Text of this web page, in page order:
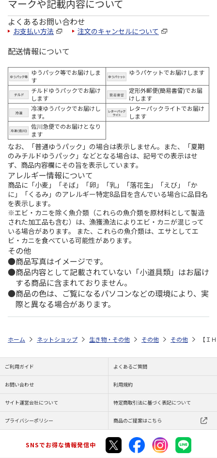
マークや記載内容について
よくあるお問い合わせ
お支払い方法 注文のキャンセルについて
配送情報について
ゆうパック等でお届けしま
す
ゆうパケットでお届けします
チルドゆうパックでお届け
します
定形外郵便(簡易書留)でお届
けします
冷凍ゆうパックでお届けし
ます。
レターパックライトでお届け
します
佐川急便でのお届けとなり
ます
なお、「普通ゆうパック」の場合は表示しません。また、「夏期
のみチルドゆうパック」などとなる場合は、記号での表示はせ
ず、商品内容欄にその旨を表示しています。
アレルギー情報について
商品に「小麦」「そば」「卵」「乳」「落花生」「えび」「か
に」「くるみ」のアレルギー特定8品目を含んでいる場合に品目名
を表示します。
※エビ・カニを除く魚介類（これらの魚介類を原材料として製造
された加工品も含む）は、漁獲漁法によりエビ・カニが混じって
いる場合があります。 また、これらの魚介類は、エサとしてエ
ビ・カニを食べている可能性があります。
その他
商品写真はイメージです。
商品内容として記載されていない「小道具類」はお届け
する商品に含まれておりません。
商品の色は、ご覧になるパソコンなどの環境により、実
際と異なる場合があります。
ホーム ネットショップ 生き物・その他 その他 その他 【Ｉ
ご利用ガイド よくあるご質問
お問い合わせ 利用規約
サイト運営会社について 特定商取引法に基づく表記について
プライバシーポリシー 商品のご提案はこちら
SNSでお得な情報発信中